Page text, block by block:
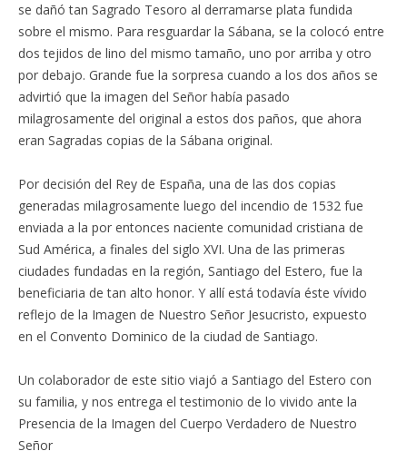
se dañó tan Sagrado Tesoro al derramarse plata fundida
sobre el mismo. Para resguardar la Sábana, se la colocó entre
dos tejidos de lino del mismo tamaño, uno por arriba y otro
por debajo. Grande fue la sorpresa cuando a los dos años se
advirtió que la imagen del Señor había pasado
milagrosamente del original a estos dos paños, que ahora
eran Sagradas copias de la Sábana original.
Por decisión del Rey de España, una de las dos copias
generadas milagrosamente luego del incendio de 1532 fue
enviada a la por entonces naciente comunidad cristiana de
Sud América, a finales del siglo XVI. Una de las primeras
ciudades fundadas en la región, Santiago del Estero, fue la
beneficiaria de tan alto honor. Y allí está todavía éste vívido
reflejo de la Imagen de Nuestro Señor Jesucristo, expuesto
en el Convento Dominico de la ciudad de Santiago.
Un colaborador de este sitio viajó a Santiago del Estero con
su familia, y nos entrega el testimonio de lo vivido ante la
Presencia de la Imagen del Cuerpo Verdadero de Nuestro
Señor